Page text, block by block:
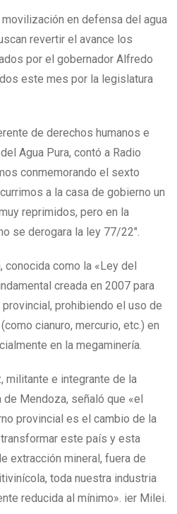
en defensa del agua
revertir el avance los
por el gobernador Alfredo
este mes por la legislatura
de derechos humanos e
Agua Pura, contó a Radio
conmemorando el sexto
a la casa de gobierno un
reprimidos, pero en la
se derogara la ley 77/22″.
como la «Ley del
creada en 2007 para
prohibiendo el uso de
cianuro, mercurio, etc.) en
en la megaminería.
militante e integrante de la
Mendoza, señaló que «el
provincial es el cambio de la
este país y esta
extracción mineral, fuera de
toda nuestra industria
reducida al mínimo». ier Milei.